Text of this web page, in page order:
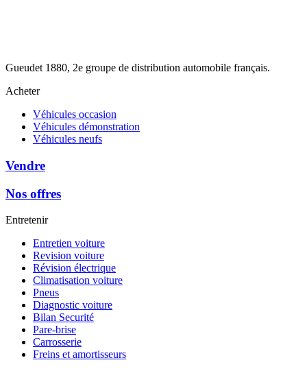
Gueudet 1880, 2e groupe de distribution automobile français.
Acheter
Véhicules occasion
Véhicules démonstration
Véhicules neufs
Vendre
Nos offres
Entretenir
Entretien voiture
Revision voiture
Révision électrique
Climatisation voiture
Pneus
Diagnostic voiture
Bilan Securité
Pare-brise
Carrosserie
Freins et amortisseurs